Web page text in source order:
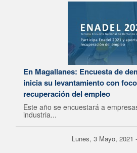
En Magallanes: Encuesta de
inicia su levantamiento con
recuperación del empleo
Este año se encuestará a
industria...
Lunes, 3 Mayo, 2021